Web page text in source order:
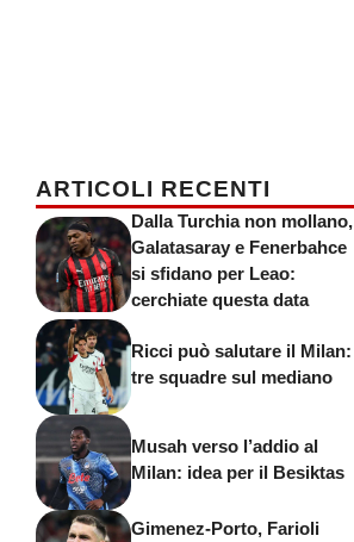
ARTICOLI RECENTI
Dalla Turchia non mollano,
Galatasaray e Fenerbahce
si sfidano per Leao:
cerchiate questa data
Ricci può salutare il Milan:
tre squadre sul mediano
Musah verso l’addio al
Milan: idea per il Besiktas
Gimenez-Porto, Farioli